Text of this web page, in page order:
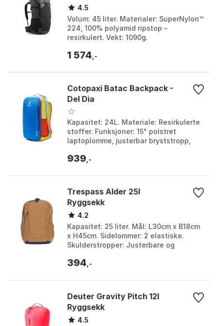
4.5
Volum: 45 liter. Materialer: SuperNylon™
224, 100% polyamid ripstop –
resirkulert. Vekt: 1090g.
Comfort™ 1.0. Farge: Clover, Cl...
1 574 ,-
Cotopaxi Batac Backpack -
Del Dia
Kapasitet: 24L. Materiale: Resirkulerte
stoffer. Funksjoner: 15" polstret
laptoplomme, justerbar bryststropp,
Día fargeko...
939 ,-
Trespass Alder 25l
Ryggsekk
4.2
Kapasitet: 25 liter. Mål: L30cm x B18cm
x H45cm. Sidelommer: 2 elastiske.
Skulderstropper: Justerbare og
Størrelse: One Siz...
394 ,-
Deuter Gravity Pitch 12l
Ryggsekk
4.5